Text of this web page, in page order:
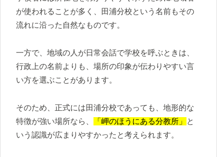
が使われることが多く、田浦分校という名前もその
流れに沿った自然なものです。
一方で、地域の人が日常会話で学校を呼ぶときは、
行政上の名前よりも、場所の印象が伝わりやすい言
い方を選ぶことがあります。
そのため、正式には田浦分校であっても、地形的な
特徴が強い場所なら、
「岬のほうにある分教所」
と
いう認識が広まりやすかったと考えられます。